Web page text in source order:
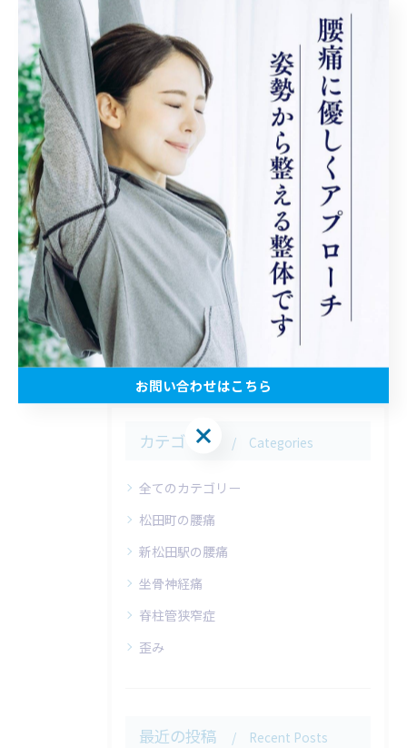
#健康意識
#モチベーション
#身体メンテナンス
#生活習慣改善
#自己投資
#健康優先
#体のケア
#ポジティブライフ
< 前のページ 一覧に戻る 次のページ >
カテゴリー Categories
全てのカテゴリー
松田町の腰痛
新松田駅の腰痛
坐骨神経痛
脊柱管狭窄症
歪み
最近の投稿 Recent Posts
お問い合わせはこちら
お問い合わせはこちら